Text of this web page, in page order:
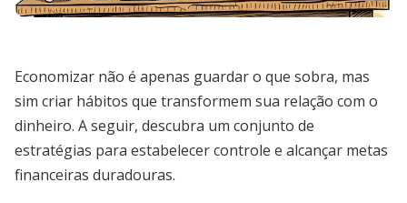
Economizar não é apenas guardar o que sobra, mas
sim criar hábitos que transformem sua relação com o
dinheiro. A seguir, descubra um conjunto de
estratégias para estabelecer controle e alcançar metas
financeiras duradouras.